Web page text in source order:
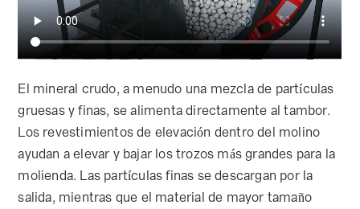
El mineral crudo, a menudo una mezcla de partículas
gruesas y finas, se alimenta directamente al tambor.
Los revestimientos de elevación dentro del molino
ayudan a elevar y bajar los trozos más grandes para la
molienda. Las partículas finas se descargan por la
salida, mientras que el material de mayor tamaño